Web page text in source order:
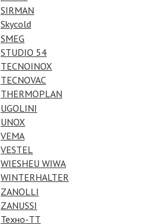
SIRMAN
Skycold
SMEG
STUDIO 54
TECNOINOX
TECNOVAC
THERMOPLAN
UGOLINI
UNOX
VEMA
VESTEL
WIESHEU WIWA
WINTERHALTER
ZANOLLI
ZANUSSI
Техно-ТТ